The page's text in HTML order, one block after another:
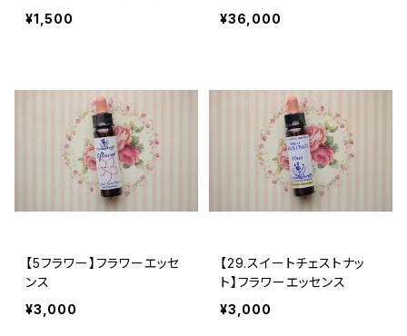
限定セット (30mL)【送料無
料】
¥1,500
¥36,000
【5フラワー】フラワーエッセ
ンス
¥3,000
【29.スイートチェストナッ
ト】フラワーエッセンス
¥3,000